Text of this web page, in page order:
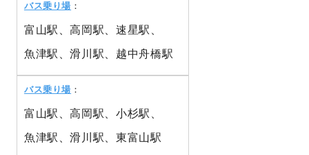
バス乗り場 ：
富山駅、高岡駅、速星駅、
魚津駅、滑川駅、越中舟橋駅
バス乗り場 ：
富山駅、高岡駅、小杉駅、
魚津駅、滑川駅、東富山駅